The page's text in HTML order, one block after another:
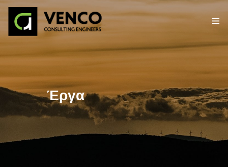
Η ΕΤΑΙΡΕΙΑ
ΥΠΗΡΕΣΙΕΣ
Έργα